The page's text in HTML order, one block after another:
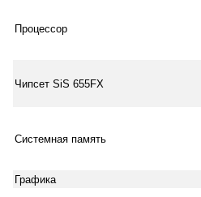
Процессор
Чипсет SiS 655FX
Системная память
Графика